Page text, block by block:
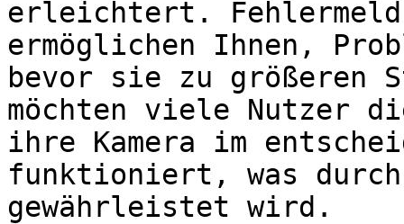
erleichtert.
ermöglichen Ihnen,
bevor sie zu größeren
möchten viele Nutzer
ihre Kamera im
funktioniert, was
gewährleistet wird.